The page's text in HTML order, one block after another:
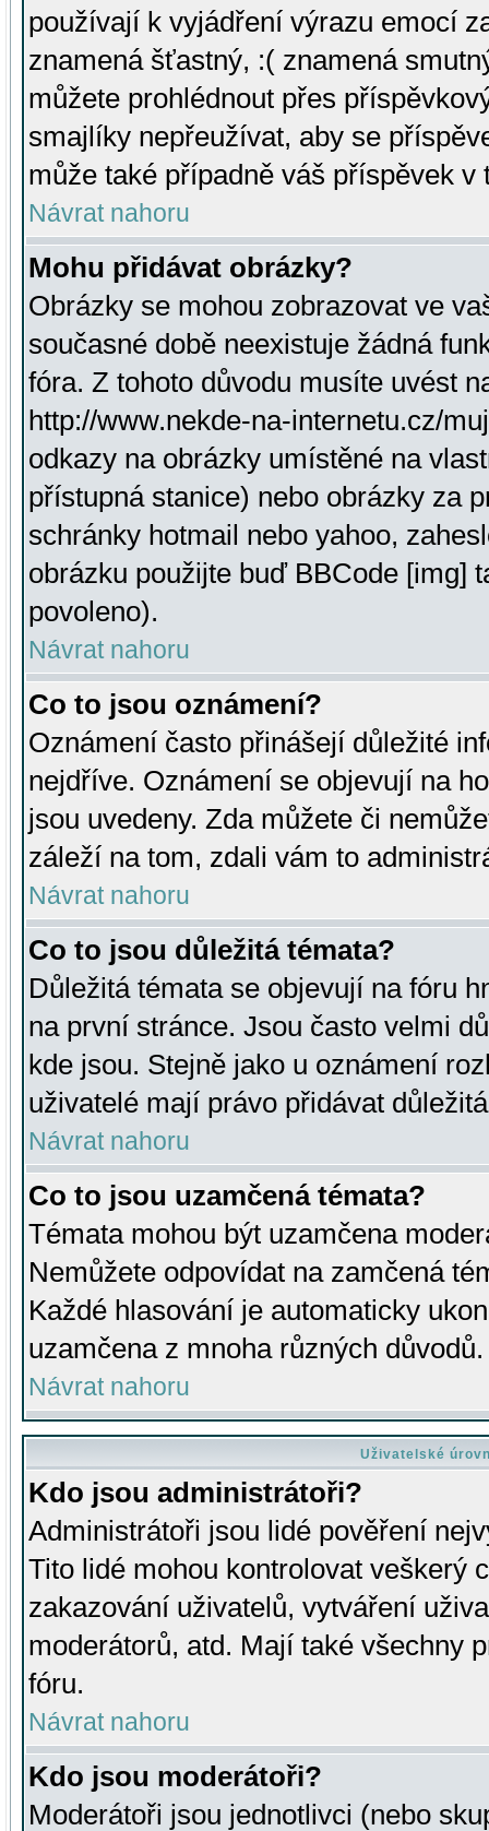
používají k vyjádření výrazu emocí
znamená šťastný, :( znamená
můžete prohlédnout přes
smajlíky nepřeužívat, aby se
může také případně váš příspěvek v
Návrat nahoru
Mohu přidávat obrázky?
Obrázky se mohou zobrazovat ve
současné době neexistuje žádná
fóra. Z tohoto důvodu musíte uvést
http://www.nekde-na-internetu.cz/
odkazy na obrázky umístěné na
přístupná stanice) nebo obrázky za
schránky hotmail nebo yahoo,
obrázku použijte buď BBCode [img]
povoleno).
Návrat nahoru
Co to jsou oznámení?
Oznámení často přinášejí důležité
nejdříve. Oznámení se objevují na
jsou uvedeny. Zda můžete či
záleží na tom, zdali vám to
Návrat nahoru
Co to jsou důležitá témata?
Důležitá témata se objevují na fóru
na první stránce. Jsou často velmi
kde jsou. Stejně jako u oznámení
uživatelé mají právo přidávat
Návrat nahoru
Co to jsou uzamčená témata?
Témata mohou být uzamčena
Nemůžete odpovídat na zamčená
Každé hlasování je automaticky
uzamčena z mnoha různých důvodů.
Návrat nahoru
Uživatelské
Kdo jsou administrátoři?
Administrátoři jsou lidé pověření
Tito lidé mohou kontrolovat veškerý
zakazování uživatelů, vytváření
moderátorů, atd. Mají také všechny
fóru.
Návrat nahoru
Kdo jsou moderátoři?
Moderátoři jsou jednotlivci (nebo